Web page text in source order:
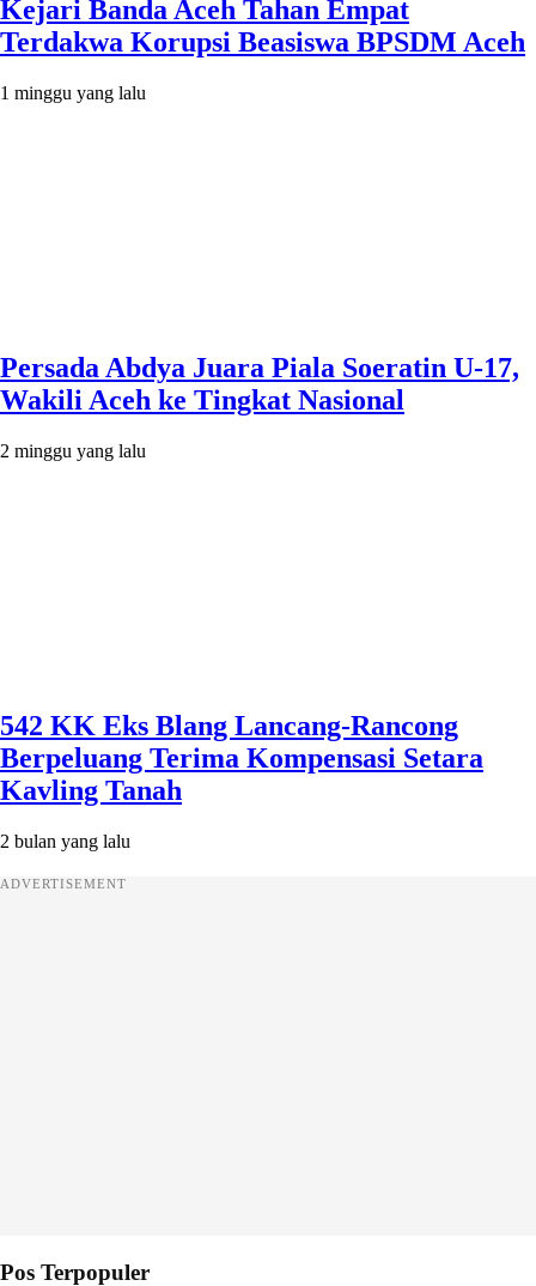
Kejari Banda Aceh Tahan Empat
Terdakwa Korupsi Beasiswa BPSDM Aceh
1 minggu yang lalu
Persada Abdya Juara Piala Soeratin U-17,
Wakili Aceh ke Tingkat Nasional
2 minggu yang lalu
542 KK Eks Blang Lancang-Rancong
Berpeluang Terima Kompensasi Setara
Kavling Tanah
2 bulan yang lalu
ADVERTISEMENT
Pos Terpopuler